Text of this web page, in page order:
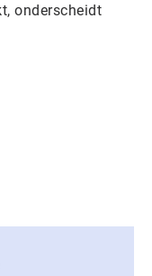
onderscheidt